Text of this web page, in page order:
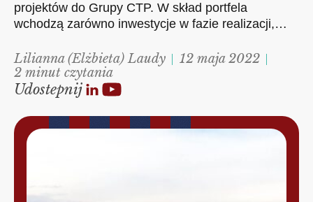
projektów do Grupy CTP. W skład portfela
wchodzą zarówno inwestycje w fazie realizacji,…
Lilianna (Elżbieta) Laudy
12 maja 2022
2 minut czytania
Udostepnij